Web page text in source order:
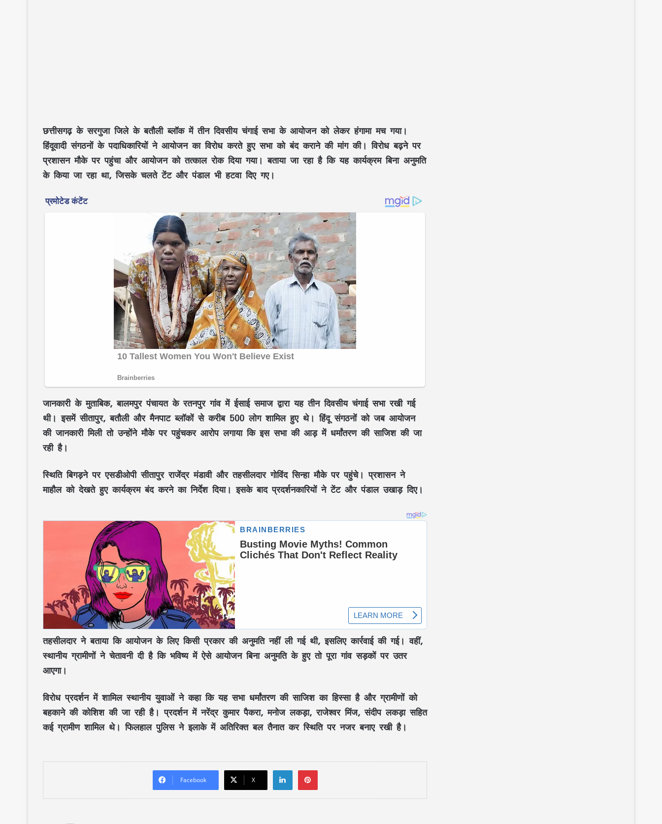
छत्तीसगढ़ के सरगुजा जिले के बतौली ब्लॉक में तीन दिवसीय चंगाई सभा के आयोजन को लेकर हंगामा मच गया।
हिंदूवादी संगठनों के पदाधिकारियों ने आयोजन का विरोध करते हुए सभा को बंद कराने की मांग की। विरोध बढ़ने पर
प्रशासन मौके पर पहुंचा और आयोजन को तत्काल रोक दिया गया। बताया जा रहा है कि यह कार्यक्रम बिना अनुमति
के किया जा रहा था, जिसके चलते टेंट और पंडाल भी हटवा दिए गए।
जानकारी के मुताबिक, बालमपुर पंचायत के रतनपुर गांव में ईसाई समाज द्वारा यह तीन दिवसीय चंगाई सभा रखी गई
थी। इसमें सीतापुर, बतौली और मैनपाट ब्लॉकों से करीब 500 लोग शामिल हुए थे। हिंदू संगठनों को जब आयोजन
की जानकारी मिली तो उन्होंने मौके पर पहुंचकर आरोप लगाया कि इस सभा की आड़ में धर्मांतरण की साजिश की जा
रही है।
स्थिति बिगड़ने पर एसडीओपी सीतापुर राजेंद्र मंडावी और तहसीलदार गोविंद सिन्हा मौके पर पहुंचे। प्रशासन ने
माहौल को देखते हुए कार्यक्रम बंद करने का निर्देश दिया। इसके बाद प्रदर्शनकारियों ने टेंट और पंडाल उखाड़ दिए।
तहसीलदार ने बताया कि आयोजन के लिए किसी प्रकार की अनुमति नहीं ली गई थी, इसलिए कार्रवाई की गई। वहीं,
स्थानीय ग्रामीणों ने चेतावनी दी है कि भविष्य में ऐसे आयोजन बिना अनुमति के हुए तो पूरा गांव सड़कों पर उतर
आएगा।
विरोध प्रदर्शन में शामिल स्थानीय युवाओं ने कहा कि यह सभा धर्मांतरण की साजिश का हिस्सा है और ग्रामीणों को
बहकाने की कोशिश की जा रही है। प्रदर्शन में नरेंद्र कुमार पैकरा, मनोज लकड़ा, राजेश्वर मिंज, संदीप लकड़ा सहित
कई ग्रामीण शामिल थे। फिलहाल पुलिस ने इलाके में अतिरिक्त बल तैनात कर स्थिति पर नजर बनाए रखी है।
Facebook X
LinkedInPinterest
RSS प्रमुख मोहन भागवत बोले- Gen Z सवाल
पूछे, तर्क मांगे और जरूरत पड़े तो आंदोलन भी
CM विष्णुदेव साय ने शुरू किया ‘मेरी बेटी–मेरा
अभिमान’ अभियान : हर गांव में बनेगा मुक्तिधाम,
स्कूलों में बालिकाओं के लिए शौचालय; 6,855
करोड़ से बदलेगी तस्वीर
झंडी, बुजुर्ग बोले—‘सपना हुआ साकार’
CM साय की हाईलेवल समीक्षा: CM हेल्पलाइन,
सेवा सेतु और एग्रीस्टैक पर फोकस, लापरवाही